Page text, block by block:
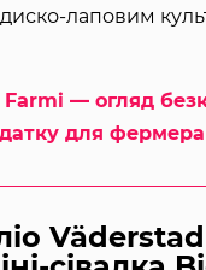
лаповим
Farmi — огляд
для фермера